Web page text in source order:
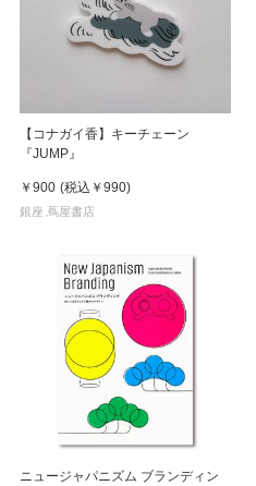
【コナガイ香】キーチェーン
『JUMP』
￥900 (税込 ￥990)
銀座 蔦屋書店
ニュージャパニズム ブランディン